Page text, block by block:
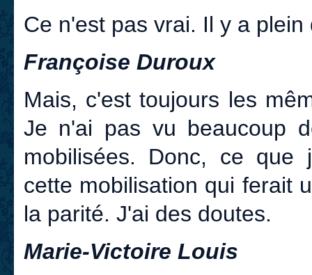
Ce n'est pas vrai. Il y a
Françoise Duroux
Mais, c'est toujours les
Je n'ai pas vu beaucoup
mobilisées. Donc, ce que
cette mobilisation qui ferait
la parité. J'ai des doutes.
Marie-Victoire Louis